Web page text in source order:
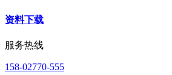
资料下载
服务热线
158-02770-555